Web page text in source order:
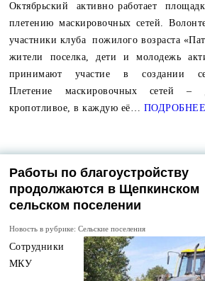
Октябрьский активно работает
плетению маскировочных сетей.
участники клуба пожилого возраста
жители поселка, дети и молодежь
принимают участие в создании
Плетение маскировочных сетей –
кропотливое, в каждую её… ПОДРОБНЕЕ
Работы по благоустройству
продолжаются в Щепкинском
сельском поселении
Новость в рубрике: Сельские поселения
Сотрудники
МКУ